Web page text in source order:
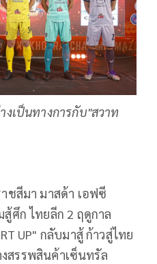
งเป็นทางการกับ"สวาท
ชสีมา มาสด้า เอฟซี
ศึก ไทยลีก 2 ฤดูกาล
UP" กลับมาสู้ ก้าวสู่ไทย
สรรพสินค้าเซ็นทรัล